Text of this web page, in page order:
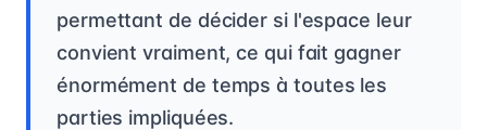
permettant de décider si l'espace leur
convient vraiment, ce qui fait gagner
énormément de temps à toutes les
parties impliquées.